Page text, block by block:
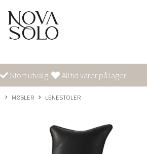
Stort utvalg Alltid varer på lager
MØBLER LENESTOLER